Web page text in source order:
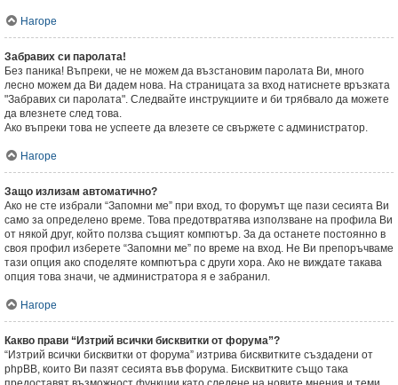
Нагоре
Забравих си паролата!
Без паника! Въпреки, че не можем да възстановим паролата Ви, много
лесно можем да Ви дадем нова. На страницата за вход натиснете връзката
"Забравих си паролата". Следвайте инструкциите и би трябвало да можете
да влезнете след това.
Ако въпреки това не успеете да влезете се свържете с администратор.
Нагоре
Защо излизам автоматично?
Ако не сте избрали “Запомни ме” при вход, то форумът ще пази сесията Ви
само за определено време. Това предотвратява използване на профила Ви
от някой друг, който ползва същият компютър. За да останете постоянно в
своя профил изберете “Запомни ме” по време на вход. Не Ви препоръчваме
тази опция ако споделяте компютъра с други хора. Ако не виждате такава
опция това значи, че администратора я е забранил.
Нагоре
Какво прави “Изтрий всички бисквитки от форума”?
“Изтрий всички бисквитки от форума” изтрива бисквитките създадени от
phpBB, които Ви пазят сесията във форума. Бисквитките също така